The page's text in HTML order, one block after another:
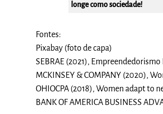
longe como sociedade!
Fontes:
Pixabay (foto de capa)
SEBRAE (2021), Empreendedorismo
MCKINSEY & COMPANY (2020),
OHIOCPA (2018), Women adapt to
BANK OF AMERICA BUSINESS